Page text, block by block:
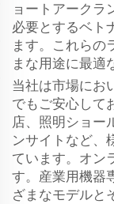
ョートアークラ
必要とするベト
ます。これらの
まな用途に最適
当社は市場にお
でもご安心して
店、照明ショー
ンサイトなど、
ています。オン
す。産業用機器
ざまなモデルと